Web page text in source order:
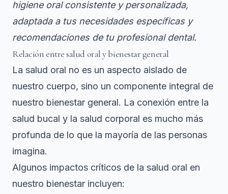
higiene oral consistente y personalizada,
adaptada a tus necesidades específicas y
recomendaciones de tu profesional dental.
Relación entre salud oral y bienestar general
La salud oral no es un aspecto aislado de
nuestro cuerpo, sino un componente integral de
nuestro bienestar general. La conexión entre la
salud bucal y la salud corporal es mucho más
profunda de lo que la mayoría de las personas
imagina.
Algunos impactos críticos de la salud oral en
nuestro bienestar incluyen: